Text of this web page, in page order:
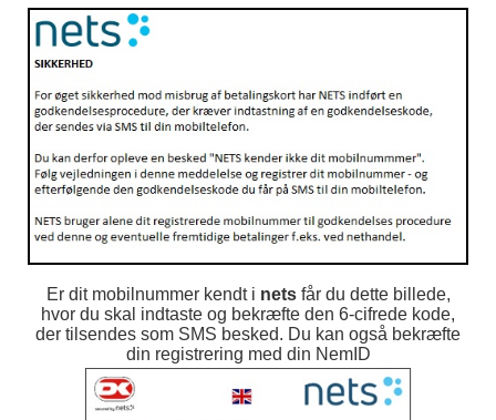
Er dit mobilnummer kendt i nets får du dette billede,
hvor du skal indtaste og bekræfte den 6-cifrede kode,
der tilsendes som SMS besked. Du kan også bekræfte
din registrering med din NemID